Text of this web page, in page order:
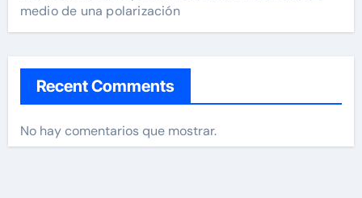
medio de una polarización
Recent Comments
No hay comentarios que mostrar.